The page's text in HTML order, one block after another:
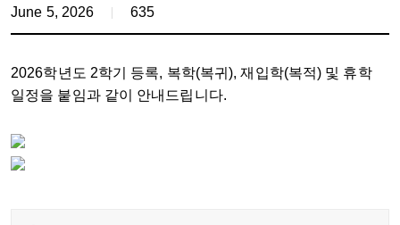
June 5, 2026 635
2026학년도 2학기 등록, 복학(복귀), 재입학(복적) 및 휴학
일정을 붙임과 같이 안내드립니다.